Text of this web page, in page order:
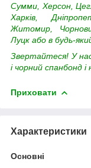
Сумми, Херсон,
Харків,
Житомир,
Луцк або в будь-
Звертайтеся! У нас
і чорний спанбонд і
Приховати
Характеристики
Основні